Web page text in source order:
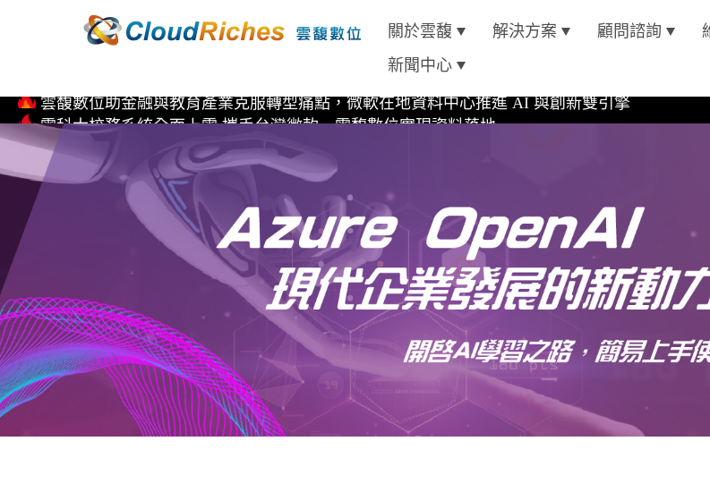
關於雲馥 解決方案 顧問諮詢
新聞中心
Copilot for M365 企業生產力全方位解決方案
國內企業先驅！雲馥數位率先取得Kubernetes on Microsoft Azure 認證
雲馥數位助金融與教育產業克服轉型痛點，微軟在地資料中心推進 AI 與創新雙引擎
雲科大校務系統全面上雲 攜手台灣微軟、雲馥數位實現資料落地
直擊 Microsoft AI Tour 全球巡迴 台北站 首次亮相EP4 AI 平台
Copilot for M365 企業生產力全方位解決方案
國內企業先驅！雲馥數位率先取得Kubernetes on Microsoft Azure 認證